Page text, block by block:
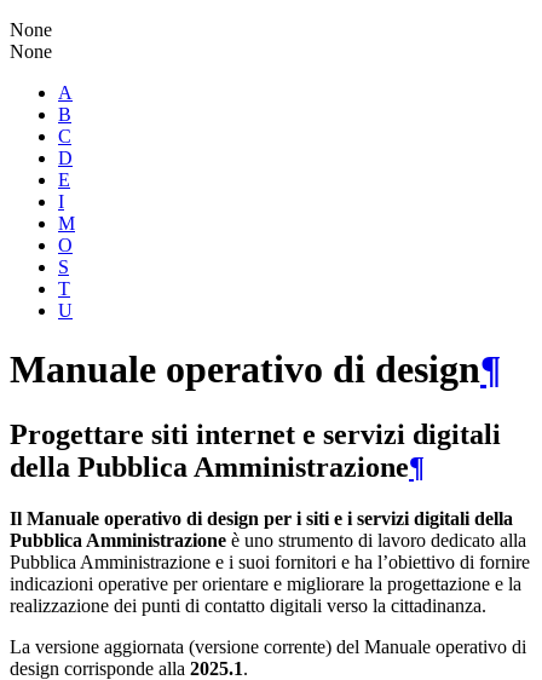
None
None
A
B
C
D
E
I
M
O
S
T
U
Manuale operativo di design¶
Progettare siti internet e servizi digitali
della Pubblica Amministrazione¶
Il Manuale operativo di design per i siti e i servizi digitali della
Pubblica Amministrazione è uno strumento di lavoro dedicato alla
Pubblica Amministrazione e i suoi fornitori e ha l’obiettivo di fornire
indicazioni operative per orientare e migliorare la progettazione e la
realizzazione dei punti di contatto digitali verso la cittadinanza.
La versione aggiornata (versione corrente) del Manuale operativo di
design corrisponde alla 2025.1.